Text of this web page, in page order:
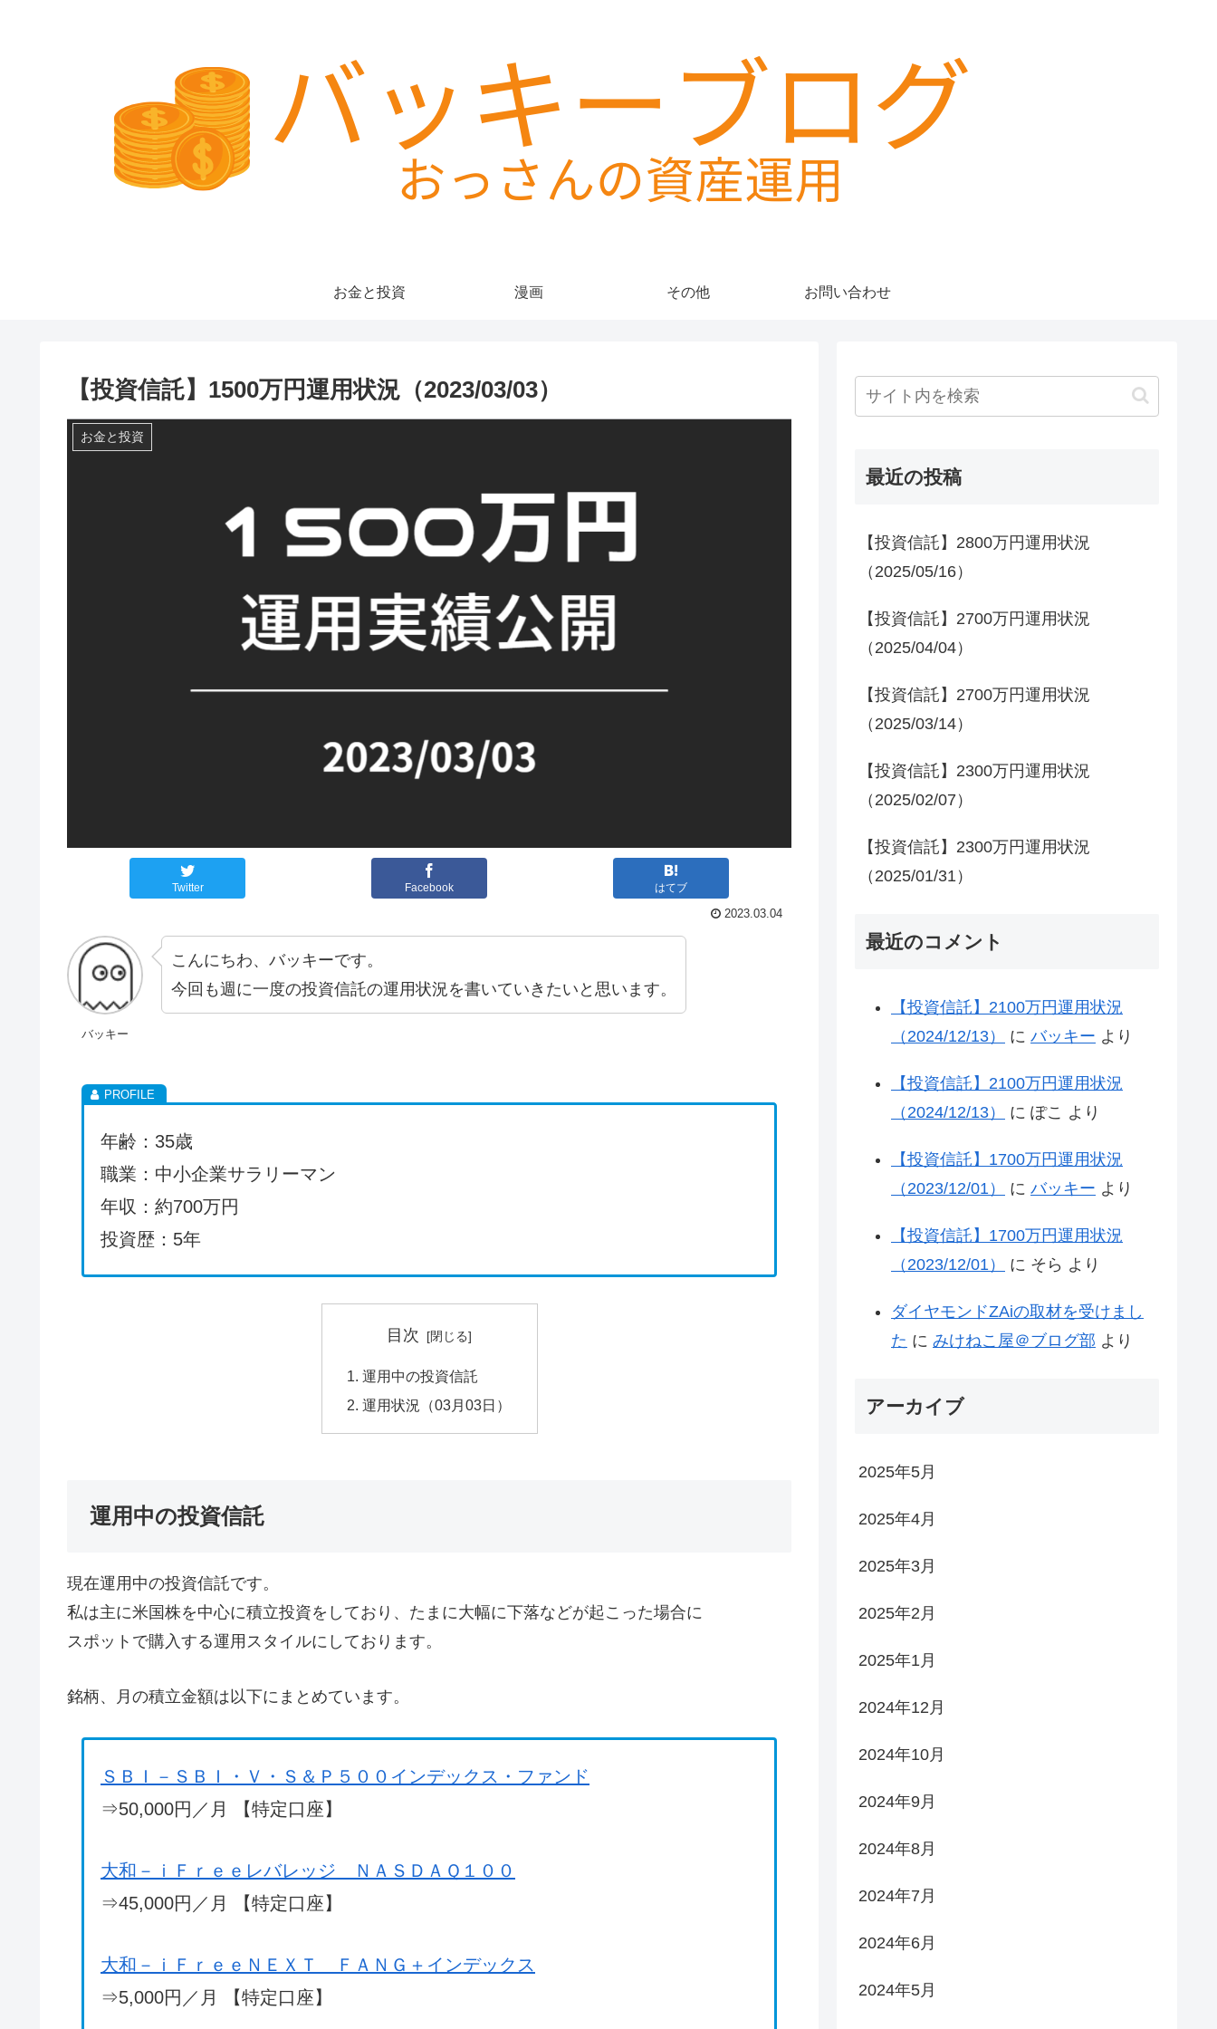
お金と投資 漫画 その他 お問い合わせ
【投資信託】1500万円運用状況（2023/03/03）
お金と投資
Twitter Facebook はてブ
2023.03.04
バッキー
こんにちわ、バッキーです。
今回も週に一度の投資信託の運用状況を書いていきたいと思います。
年齢：35歳
職業：中小企業サラリーマン
年収：約700万円
投資歴：5年
目次
運用中の投資信託
運用状況（03月03日）
運用中の投資信託
現在運用中の投資信託です。
私は主に米国株を中心に積立投資をしており、たまに大幅に下落などが起こった場合に
スポットで購入する運用スタイルにしております。
銘柄、月の積立金額は以下にまとめています。
ＳＢＩ－ＳＢＩ・Ｖ・Ｓ＆Ｐ５００インデックス・ファンド
⇒50,000円／月 【特定口座】
大和－ｉＦｒｅｅレバレッジ ＮＡＳＤＡＱ１００
⇒45,000円／月 【特定口座】
大和－ｉＦｒｅｅＮＥＸＴ ＦＡＮＧ＋インデックス
⇒5,000円／月 【特定口座】
最近の投稿
【投資信託】2800万円運用状況
（2025/05/16）
【投資信託】2700万円運用状況
（2025/04/04）
【投資信託】2700万円運用状況
（2025/03/14）
【投資信託】2300万円運用状況
（2025/02/07）
【投資信託】2300万円運用状況
（2025/01/31）
最近のコメント
【投資信託】2100万円運用状況
（2024/12/13）
に バッキー より
【投資信託】2100万円運用状況
（2024/12/13）
に ぽこ より
【投資信託】1700万円運用状況
（2023/12/01）
に バッキー より
【投資信託】1700万円運用状況
（2023/12/01）
に そら より
ダイヤモンドZAiの取材を受けまし
た に みけねこ屋＠ブログ部 より
アーカイブ
2025年5月
2025年4月
2025年3月
2025年2月
2025年1月
2024年12月
2024年10月
2024年9月
2024年8月
2024年7月
2024年6月
2024年5月